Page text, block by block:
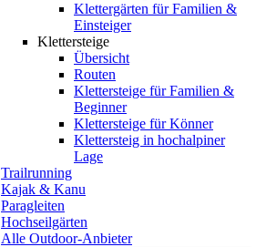
Klettergärten für Familien &
Einsteiger
Klettersteige
Übersicht
Routen
Klettersteige für Familien &
Beginner
Klettersteige für Könner
Klettersteig in hochalpiner
Lage
Trailrunning
Kajak & Kanu
Paragleiten
Hochseilgärten
Alle Outdoor-Anbieter